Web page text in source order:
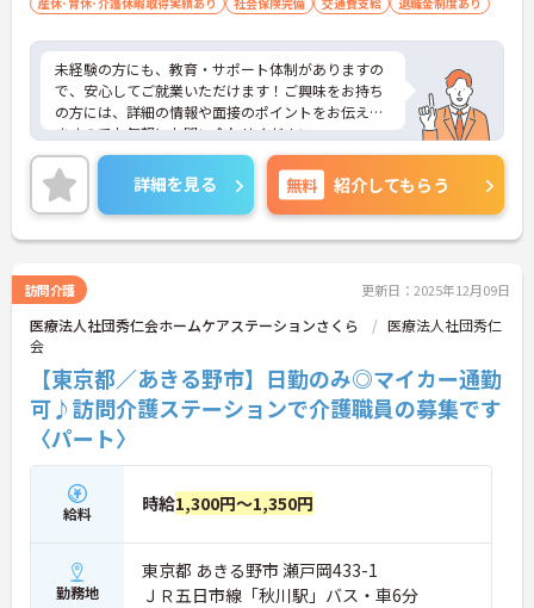
未経験の方にも、教育・サポート体制がありますの
で、安心してご就業いただけます！ご興味をお持ち
の方には、詳細の情報や面接のポイントをお伝えし
ますのでお気軽にお問い合わせください。
詳細を見る 無料 紹介してもらう
訪問介護 更新日：2025年12月09日
医療法人社団秀仁会ホームケアステーションさくら
医療法人社団秀仁
会
【東京都／あきる野市】日勤のみ◎マイカー通勤
可♪訪問介護ステーションで介護職員の募集です
〈パート〉
給料 時給1,300円～1,350円
勤務地
東京都 あきる野市 瀬戸岡433-1
ＪＲ五日市線「秋川駅」バス・車6分